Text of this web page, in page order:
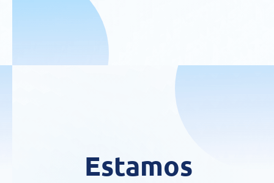
Estamos